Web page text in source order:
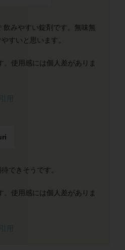
飲みやすい錠剤です。無味無
すいと思います。
。使用感には個人差がありま
用
できそうです。
。使用感には個人差がありま
用